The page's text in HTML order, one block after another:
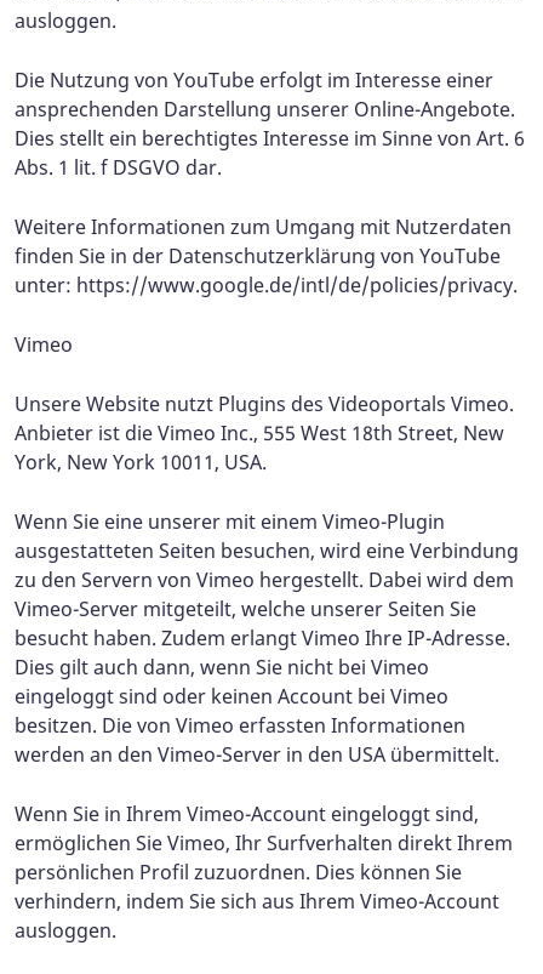
ausloggen.
Die Nutzung von YouTube erfolgt im Interesse einer
ansprechenden Darstellung unserer Online-Angebote.
Dies stellt ein berechtigtes Interesse im Sinne von Art. 6
Abs. 1 lit. f DSGVO dar.
Weitere Informationen zum Umgang mit Nutzerdaten
finden Sie in der Datenschutzerklärung von YouTube
unter: https://www.google.de/intl/de/policies/privacy.
Vimeo
Unsere Website nutzt Plugins des Videoportals Vimeo.
Anbieter ist die Vimeo Inc., 555 West 18th Street, New
York, New York 10011, USA.
Wenn Sie eine unserer mit einem Vimeo-Plugin
ausgestatteten Seiten besuchen, wird eine Verbindung
zu den Servern von Vimeo hergestellt. Dabei wird dem
Vimeo-Server mitgeteilt, welche unserer Seiten Sie
besucht haben. Zudem erlangt Vimeo Ihre IP-Adresse.
Dies gilt auch dann, wenn Sie nicht bei Vimeo
eingeloggt sind oder keinen Account bei Vimeo
besitzen. Die von Vimeo erfassten Informationen
werden an den Vimeo-Server in den USA übermittelt.
Wenn Sie in Ihrem Vimeo-Account eingeloggt sind,
ermöglichen Sie Vimeo, Ihr Surfverhalten direkt Ihrem
persönlichen Profil zuzuordnen. Dies können Sie
verhindern, indem Sie sich aus Ihrem Vimeo-Account
ausloggen.